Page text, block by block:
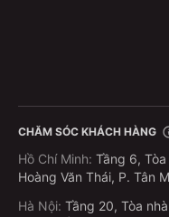
CHĂM SÓC KHÁCH HÀNG
Hồ Chí Minh: Tầng 6,
Hoàng Văn Thái, P. Tân
Hà Nội: Tầng 20, Tòa